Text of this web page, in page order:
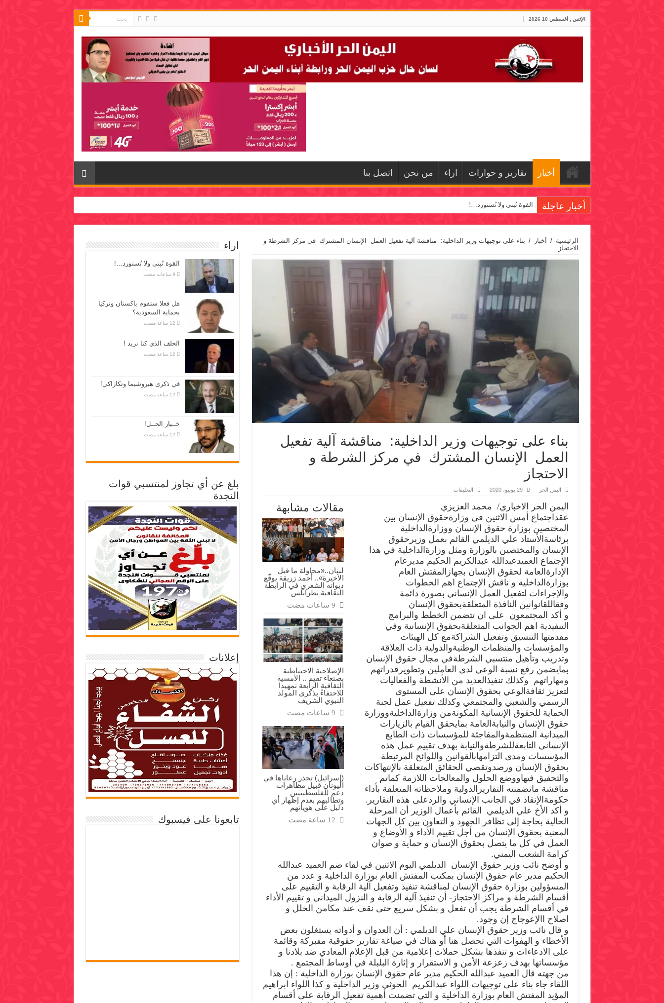
الإثنين , أغسطس 10 2026
أخبار تقارير و حوارات اراء من نحن اتصل بنا
أخبار عاجلة القوة تُبنى ولا تُستورد…!
الرئيسية / أخبار / بناء على توجيهات وزير الداخلية: مناقشة آلية تفعيل العمل الإنسان المشترك في مركز الشرطة و
الاحتجاز
بناء على توجيهات وزير الداخلية: مناقشة آلية تفعيل
العمل الإنسان المشترك في مركز الشرطة و
الاحتجاز
اليمن الحر 29 يونيو، 2020 التعليقات
توجيهات
وزير
الداخلية:
مناقشة
آلية
تفعيل
العمل
الإنسان
المشترك
مركز
الشرطة
و
الاحتجاز
مغلقة
مقالات مشابهة
لبنان..«محاولة ما قبل
الأخيرة».. أحمد زريقة يوقّع
ديوانه الشعري في الرابطة
الثقافية بطرابلس
الإصلاحية الاحتياطية
بصنعاء تقيم .. الأمسية
الثقافية الرابعة تمهيدا
للاحتفاءً بذكرى المولد
النبوي الشريف
(إسرائيل) تحذر رعاياها في
اليونان قبيل مظاهرات
دعم للفلسطينيين
وتطالبهم بعدم إظهار أي
دليل على هوياتهم
اليمن الحر الاخباري/ محمد العزيزي
عقداجتماع أمس الاثنين في وزارةحقوق الإنسان بين
المختصين بوزارة حقوق الإنسان ووزارةالداخلية
برئاسةالأستاذ علي الديلمي القائم بعمل وزيرحقوق
الإنسان والمختصين بالوزارة ومثل وزارةالداخلية في هذا
الإجتماع العميدعبدالله عبدالكريم الحكيم مديرعام
الإدارةالعامة لحقوق الإنسان بجهازالمفتش العام
بوزارةالداخلية و ناقش الإجتماع اهم الخطوات
والإجراءات لتفعيل العمل الإنساني بصورة دائمة
وفقاللقانوانين النافذة المتعلقةبحقوق الإنسان
و أكد المجتمعون على ان تتضمن الخطط والبرامج
التنفيذية اهم الجوانب المتعلقةبحقوق الإنسانية وفي
مقدمتها التنسيق وتفعيل الشراكةمع كل الهيئات
والمؤسسات والمنظمات الوطنيةوالدولية ذات العلاقة
وتدريب وتأهيل منتسبي الشرطةفي مجال حقوق الإنسان
بمايضمن رفع نسبة الوعي لدى العاملين وتطويرقدراتهم
ومهاراتهم وكذلك تنفيذالعديد من الأنشطة والفعاليات
لتعزيز ثقافةالوعي بحقوق الإنسان على المستوى
الرسمي والشعبي والمجتمعي وكذلك تفعيل عمل لجنة
الحماية للحقوق الإنسانية المكونةمن وزارةالداخليةووزارة
حقوق الإنسان والنيابةالعامة بمايحقق القيام بالزيارات
الميدانية المنتظمةوالمفاجئة للمؤسسات ذات الطابع
الإنساني التابعةللشرطةوالنيابة بهدف تقييم عمل هذه
المؤسسات ومدى التزامهابالقوانين واللوائح المرتبطة
بحقوق الإنسان ورصدوتقصي الحقائق المتعلقة بالإنتهاكات
والتحقيق فيهاووضع الحلول والمعالجات اللازمة كماتم
مناقشة ماتضمنته التقاريرالدولية وملاحظاته المتعلقة بأداء
حكومةالإنقاذ في الجانب الإنساني والردعلى هذه التقارير.
و أكد الأخ علي الديلمي القائم بأعمال الوزير أن المرحلة
الحالية بحاجة إلى تظافر الجهود و التعاون بين كل الجهات
المعنية بحقوق الإنسان من أجل تقييم الأداء و الأوضاع و
العمل في كل ما يتصل بحقوق الإنسان و حماية و صوان
كرامة الشعب اليمني.
و أوضح نائب وزير حقوق الإنسان الديلمي اليوم الاثنين في لقاء ضم العميد عبدالله
الحكيم مدير عام حقوق الإنسان بمكتب المفتش العام بوزارة الداخلية و عدد من
المسؤولين بوزارة حقوق الإنسان لمناقشة تنفيذ وتفعيل آلية الرقابة و التقييم على
أقسام الشرطة و مراكز الاحتجاز- أن تنفيذ آلية الرقابة و النزول الميداني و تقييم الأداء
في أقسام الشرطة يجب أن تفعل و بشكل سريع حتى نقف عند مكامن الخلل و
اصلاح االإعوجاج إن وجود.
و قال نائب وزير حقوق الإنسان علي الديلمي : أن العدوان و أدواته يستغلون بعض
الأخطاء و الهفوات التي تحصل هنا أو هناك في صياغة تقارير حقوقية مفبركة وقائمة
على الادعاءات و تنفذها بشكل حملات إعلامية من قبل الإعلام المعادي ضد بلادنا و
مؤسساتها بهدف زعزعة الأمن و الاستقرار و إثارة البلبلة في أوساط المجتمع .
من جهته قال العميد عبدالله الحكيم مدير عام حقوق الإنسان بوزارة الداخلية : إن هذا
اللقاء جاء بناء على توجيهات اللواء عبدالكريم الحوثي وزير الداخلية و كذا اللواء ابراهيم
المؤيد المفتش العام بوزارة الداخلية و التي تضمنت أهمية تفعيل الرقابة على أقسام
اراء
القوة تُبنى ولا تُستورد…!
هل فعلا ستقوم باكستان وتركيا
بحماية السعودية؟
الحلف الذي كنا نريد !
في ذكرى هيروشيما ونكازاكي!
خــيار الحــل!
بلغ عن أي تجاوز لمنتسبي قوات
النجدة
إعلانات
تابعونا على فيسبوك